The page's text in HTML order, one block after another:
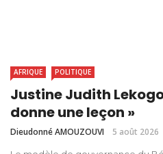
AFRIQUE POLITIQUE
Justine Judith Lekogo
donne une leçon »
Dieudonné AMOUZOUVI 5 août 2026